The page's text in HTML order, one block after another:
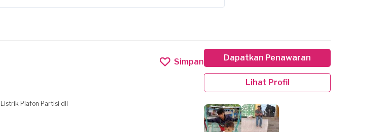
Simpan
Plafon Partisi dll
Dapatkan Penawaran
Lihat Profil